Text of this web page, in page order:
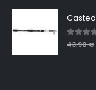
5.00
43,90€